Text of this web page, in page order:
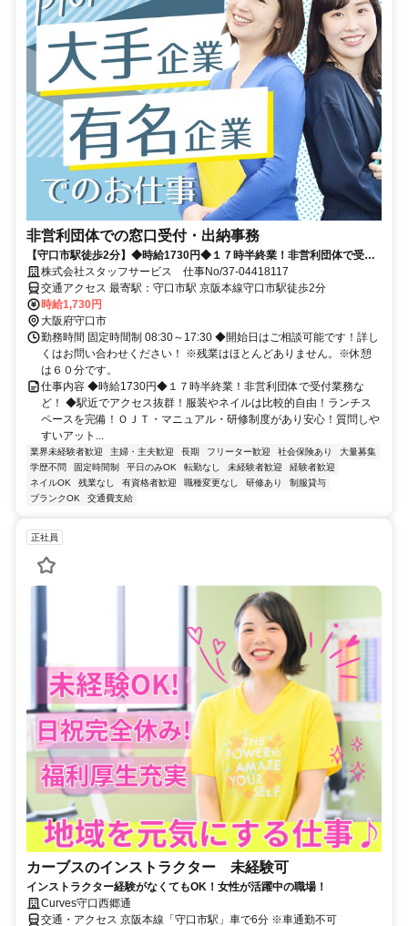
非営利団体での窓口受付・出納事務
【守口市駅徒歩2分】◆時給1730円◆１７時半終業！非営利団体で受付
業務など！ 直接雇用実績あり！
株式会社スタッフサービス 仕事No/37-04418117
交通アクセス 最寄駅：守口市駅 京阪本線守口市駅徒歩2分
時給1,730円
大阪府守口市
勤務時間 固定時間制 08:30～17:30 ◆開始日はご相談可能です！詳し
くはお問い合わせください！ ※残業はほとんどありません。※休憩
は６０分です。
仕事内容 ◆時給1730円◆１７時半終業！非営利団体で受付業務な
ど！ ◆駅近でアクセス抜群！服装やネイルは比較的自由！ランチス
ペースを完備！ＯＪＴ・マニュアル・研修制度があり安心！質問しや
すいアット...
業界未経験者歓迎 主婦・主夫歓迎 長期 フリーター歓迎 社会保険あり
大量募集
学歴不問
固定時間制 平日のみOK 転勤なし 未経験者歓迎
経験者歓迎
ネイルOK
残業なし 有資格者歓迎 職種変更なし 研修あり
制服貸与
ブランクOK
交通費支給
正社員
カーブスのインストラクター 未経験可
インストラクター経験がなくてもOK！女性が活躍中の職場！
Curves守口西郷通
交通・アクセス 京阪本線「守口市駅」車で6分 ※車通勤不可